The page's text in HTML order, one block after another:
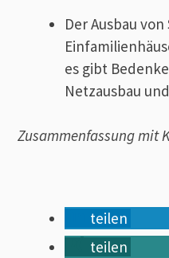
Der Ausbau
es gibt
Netzausbau
Zusammenfassung mit
teilen
teilen